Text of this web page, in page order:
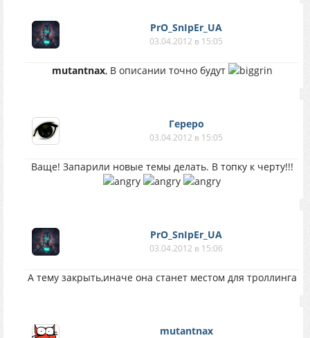
PrO_SnIpEr_UA
03.04.2012 в 15:05
mutantnax, В описании точно будут
Гереро
03.04.2012 в 15:05
Ваще! Запарили новые темы делать. В топку к черту!!!
PrO_SnIpEr_UA
03.04.2012 в 15:06
А тему закрыть,иначе она станет местом для троллинга
mutantnax